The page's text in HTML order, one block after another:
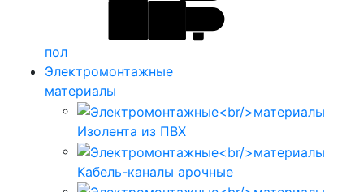
пол
Электромонтажные
материалы
Изолента из ПВХ
Кабель-каналы арочные